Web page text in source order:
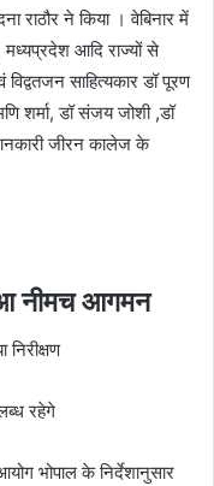
राठौर ने किया । वेबिनार में
आदि राज्यों से
विद्वतजन साहित्यकार डॉ पूरण
शर्मा, डॉ संजय जोशी ,डॉ
जीरन कालेज के
नीमच आगमन
रहेगे
भोपाल के निर्देशानुसार